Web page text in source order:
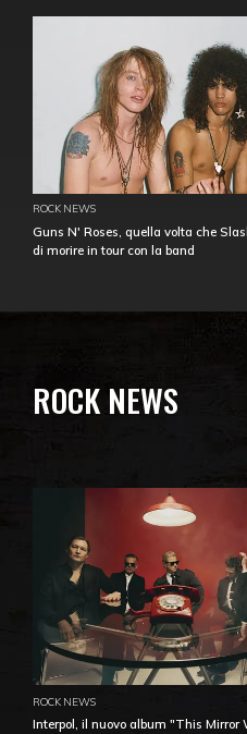
ROCK NEWS
Guns N' Roses, quella volta che
di morire in tour con la band
ROCK NEWS
ROCK NEWS
Interpol, il nuovo album "This Mirror